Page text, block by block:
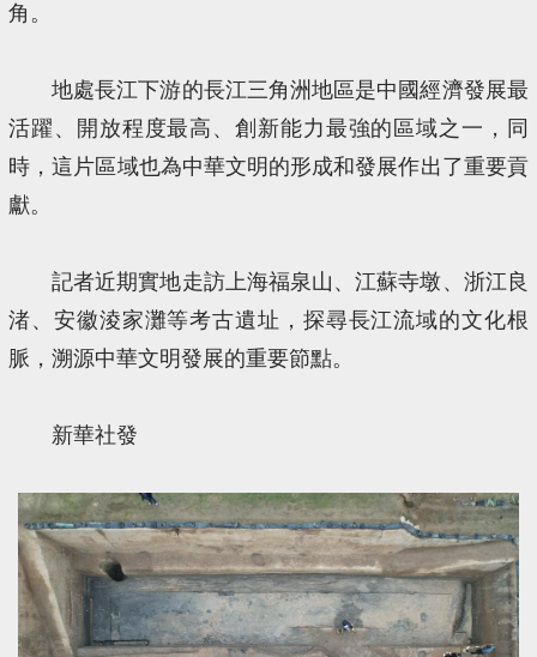
角。
地處長江下游的長江三角洲地區是中國經濟發展最
活躍、開放程度最高、創新能力最強的區域之一，同
時，這片區域也為中華文明的形成和發展作出了重要貢
獻。
記者近期實地走訪上海福泉山、江蘇寺墩、浙江良
渚、安徽淩家灘等考古遺址，探尋長江流域的文化根
脈，溯源中華文明發展的重要節點。
新華社發